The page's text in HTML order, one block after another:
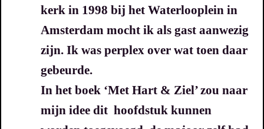
kerk in 1998 bij het Waterlooplein in
Amsterdam mocht ik als gast aanwezig
zijn. Ik was perplex over wat toen daar
gebeurde.
In het boek ‘Met Hart & Ziel’ zou naar
mijn idee dit hoofdstuk kunnen